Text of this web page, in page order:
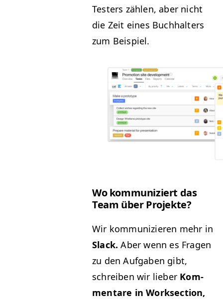
Testers zählen, aber nicht
die Zeit eines Buch­hal­ters
zum Beispiel.
Wo kom­mu­niziert das
Team über Projekte?
Wir kom­mu­nizieren mehr in
Slack. Aber wenn es Fra­gen
zu den Auf­gaben gibt,
schreiben wir lieber Kom­
mentare in Work­sec­tion,